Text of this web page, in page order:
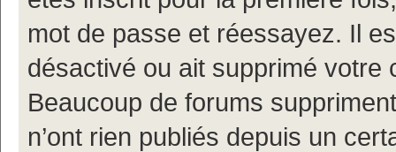
mot de passe et réessayez. Il
désactivé ou ait supprimé votre
Beaucoup de forums
n’ont rien publiés depuis un